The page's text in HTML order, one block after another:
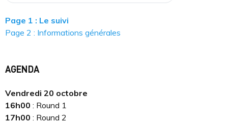
Page 1 : Le suivi
Page 2 : Informations générales
AGENDA
Vendredi 20 octobre
16h00 : Round 1
17h00 : Round 2